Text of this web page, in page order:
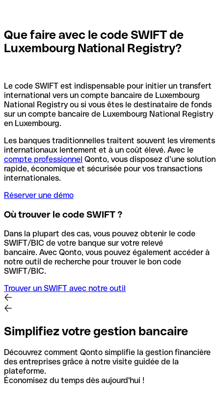
Que faire avec le code SWIFT de
Luxembourg National Registry?
Le code SWIFT est indispensable pour initier un transfert
international vers un compte bancaire de Luxembourg
National Registry ou si vous êtes le destinataire de fonds
sur un compte bancaire de Luxembourg National Registry
en Luxembourg.
Les banques traditionnelles traitent souvent les virements
internationaux lentement et à un coût élevé. Avec le
compte professionnel Qonto, vous disposez d’une solution
rapide, économique et sécurisée pour vos transactions
internationales.
Réserver une démo
Où trouver le code SWIFT ?
Dans la plupart des cas, vous pouvez obtenir le code
SWIFT/BIC de votre banque sur votre relevé
bancaire. Avec Qonto, vous pouvez également accéder à
notre outil de recherche pour trouver le bon code
SWIFT/BIC.
Trouver un SWIFT avec notre outil
Simplifiez votre gestion bancaire
Découvrez comment Qonto simplifie la gestion financière
des entreprises grâce à notre visite guidée de la
plateforme.
Économisez du temps dès aujourd'hui !